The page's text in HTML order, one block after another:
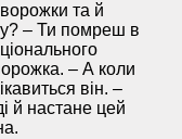
та й
– Ти помреш в
– А коли
він. –
й настане цей